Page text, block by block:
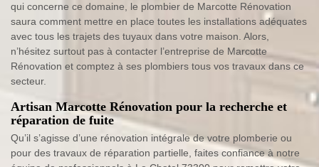
qui concerne ce domaine, le plombier de Marcotte Rénovation
saura comment mettre en place toutes les installations adéquates
avec tous les trajets des tuyaux dans votre maison. Alors,
n’hésitez surtout pas à contacter l’entreprise de Marcotte
Rénovation et comptez à ses plombiers tous vos travaux dans ce
secteur.
Artisan Marcotte Rénovation pour la recherche et
réparation de fuite
Qu’il s’agisse d’une rénovation intégrale de votre plomberie ou
pour des travaux de réparation partielle, faites confiance à notre